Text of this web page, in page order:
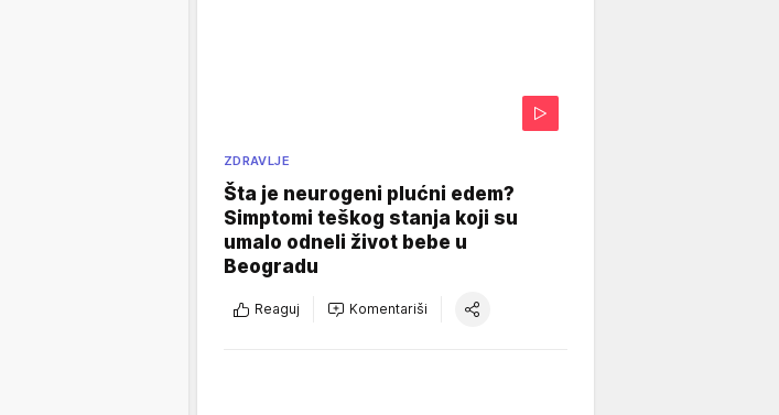
ZDRAVLJE
Šta je neurogeni plućni edem?
Simptomi teškog stanja koji su
umalo odneli život bebe u
Beogradu
Reaguj Komentariši